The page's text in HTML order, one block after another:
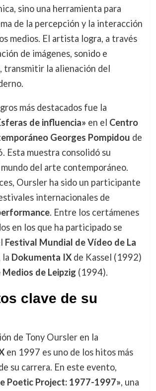
sino una herramienta para
de la percepción y la interacción
medios. El artista logra, a través
de imágenes, sonido e
transmitir la alienación del
más destacados fue la
de influencia» en el Centro
Georges Pompidou de
Esta muestra consolidó su
del arte contemporáneo.
Oursler ha sido un participante
internacionales de
. Entre los certámenes
en los que ha participado se
Festival Mundial de Vídeo de La
la Dokumenta IXde Kassel (1992)
Medios de Leipzig (1994).
clave de su
de Tony Oursler en la
en 1997 es uno de los hitos más
su carrera. En este evento,
Poetic Project: 1977-1997», una